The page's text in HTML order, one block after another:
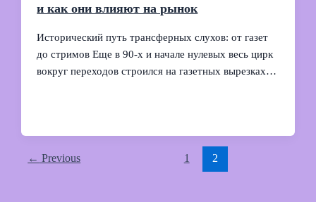
и как они влияют на рынок
Исторический путь трансферных слухов: от газет
до стримов Еще в 90‑х и начале нулевых весь цирк
вокруг переходов строился на газетных вырезках…
← Previous 1 2